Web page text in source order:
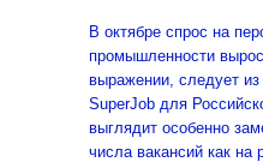
В октябре спрос на
промышленности
выражении, следует
SuperJob для
выглядит особенно
числа вакансий как на